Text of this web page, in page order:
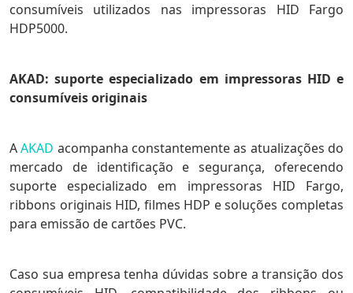
consumíveis utilizados nas impressoras HID Fargo
HDP5000.
AKAD: suporte especializado em impressoras HID e
consumíveis originais
AAKAD acompanha constantemente as atualizações do
mercado de identificação e segurança, oferecendo
suporte especializado em impressoras HID Fargo,
ribbons originais HID, filmes HDP e soluções completas
para emissão de cartões PVC.
Caso sua empresa tenha dúvidas sobre a transição dos